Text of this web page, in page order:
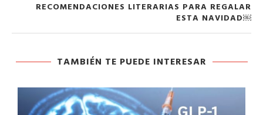
RECOMENDACIONES LITERARIAS PARA REGALAR
ESTA NAVIDAD￼
TAMBIÉN TE PUEDE INTERESAR